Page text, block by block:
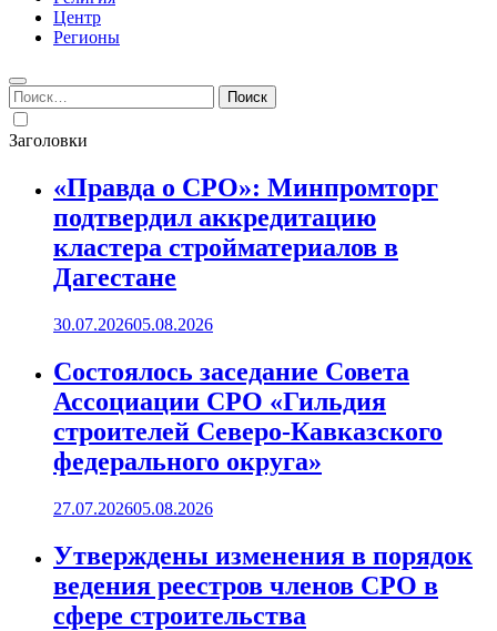
Центр
Регионы
Найти:
Заголовки
«Правда о СРО»: Минпромторг
подтвердил аккредитацию
кластера стройматериалов в
Дагестане
30.07.202605.08.2026
Состоялось заседание Совета
Ассоциации СРО «Гильдия
строителей Северо-Кавказского
федерального округа»
27.07.202605.08.2026
Утверждены изменения в порядок
ведения реестров членов СРО в
сфере строительства